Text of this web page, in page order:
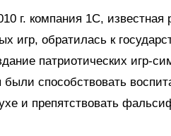
г. компания 1С, известная
игр, обратилась к
патриотических игр-
способствовать
и препятствовать